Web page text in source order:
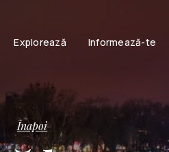
Explorează
turistică
Istoria
Chișinăului
Informează-te
Familie
Cuplu
Înapoi